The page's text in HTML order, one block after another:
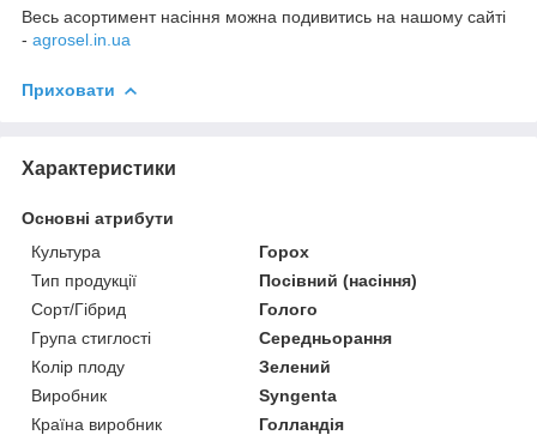
Весь асортимент насіння можна подивитись на нашому сайті
- agrosel.in.ua
Приховати
Характеристики
Основні атрибути
Культура
Горох
Тип продукції
Посівний (насіння)
Сорт/Гібрид
Голого
Група стиглості
Середньорання
Колір плоду
Зелений
Виробник
Syngenta
Країна виробник
Голландія